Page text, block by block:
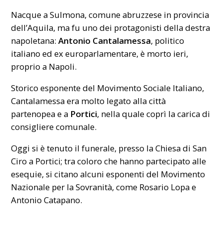
Nacque a Sulmona, comune abruzzese in provincia
dell’Aquila, ma fu uno dei protagonisti della destra
napoletana:Antonio Cantalamessa, politico
italiano ed ex europarlamentare, è morto ieri,
proprio a Napoli.
Storico esponente del Movimento Sociale Italiano,
Cantalamessa era molto legato alla città
partenopea e a Portici, nella quale coprì la carica di
consigliere comunale.
Oggi si è tenuto il funerale, presso la Chiesa di San
Ciro a Portici; tra coloro che hanno partecipato alle
esequie, si citano alcuni esponenti del Movimento
Nazionale per la Sovranità, come Rosario Lopa e
Antonio Catapano.